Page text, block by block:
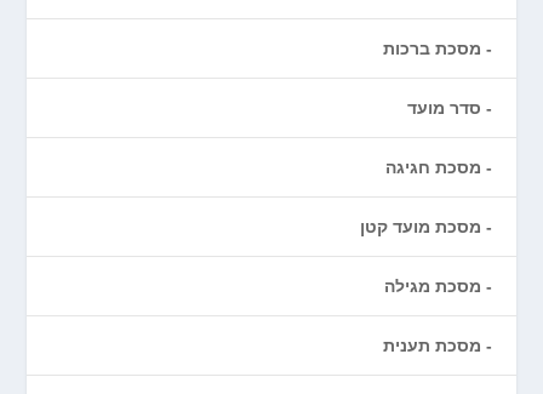
מסכת ברכות
סדר מועד
מסכת חגיגה
מסכת מועד קטן
מסכת מגילה
מסכת תענית